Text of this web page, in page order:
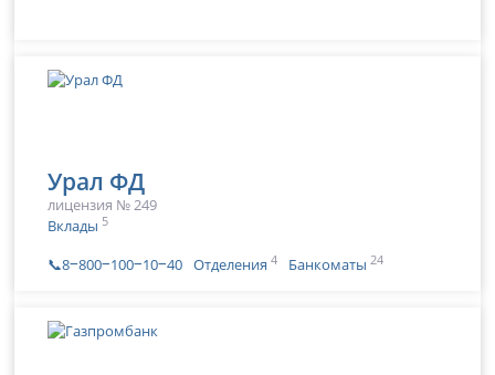
Урал ФД
лицензия № 249
Вклады 5
📞8‒800‒100‒10‒40 Отделения 4 Банкоматы 24